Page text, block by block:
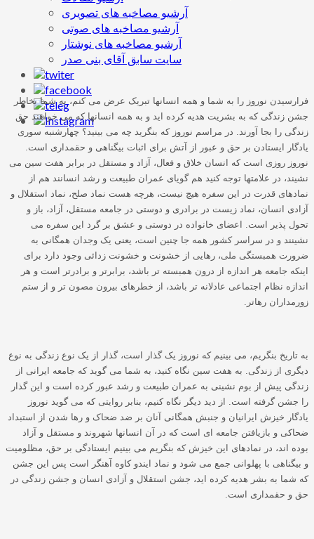
آرشیو مصاخبه های تصویری
آرشیو مصاخبه های صوتی
آرشیو مصاخبه های نوشتار
سایت سابق آقای بنی صدر
فرارسیدن نوروز را به شما و همه انسانها تبریک عرض می کنم، به شما بخاطر
جشن زندگی که به بشریت هدیه کرده اید و به همه انسانها که می خواهند حق
زندگی را بجا آورند. در مراسم نوروز که بنگرید چه می بینید؟ چهارشنبه سوری
یادگار ایستادن بر حق و عبور از آتش برای اثبات بیگناهی و حقمداری است.
نوروز روزی است که انسان خلاق و فعال، آزاد و مستقل در برابر هفت سین می
نشیند، در علامتها توجه کنید هم گویای عمران طبیعت و رشد انسانند هم از
نمادهای قدرت در این سفره هیچ نیست، هرچه هست نماد صلح، نماد استقلال و
آزادی انسان، نماد زیست در برادری و دوستی در جامعه مستقل، آزاد، باز و
تحول پذیر است. اعضای خانواده در دوستی و عشق بر گرد این سفره می
نشینند و در سراسر کشور همه جا چنین است، یعنی یک وجدان همگانی به
ضرورت همبستگی ملی، رهایی از خشونت و خشونت زدائی وجود دارد برای
اینکه جامعه هر اندازه از درون همبسته تر باشد، برابرتر و برادرتر است و هر
اندازه نظام اجتماعی عادلانه تر باشد، از خطرهای بیرون مصون تر و از ستم
زورمداران رهاتر.
به تاریخ بنگریم، می بینیم که نوروز یک گذار است، گذار از یک نوع زندگی به نوع
دیگری از زندگی. به هفت سین نگاه کنید، به شما می گوید که جامعه ایرانی از
زندگی پیش از بوم نشینی به عمران طبیعت و رشد عبور کرده است و این گذار
را جشن گرفته است. از دید دیگر نگاه کنیم، بنابر روایتی که می گوید نوروز
یادگار خیزش ایرانیان و جنبش همگانی آنان بر ضد ضحاک و رها شدن از استبداد
ضحاکی و بازیافتن جامعه ای است که در آن انسانها شهروند و مستقل و آزاد
بوده اند، در نمادهای این خیزش که بنگریم می بینیم ایستادگی بر حق، مظلومیت
و بیگناهی با پهلوانی جمع می شود و نماد ایندو کاوه آهنگر است پس این جشن
که شما به بشر هدیه کرده اید، جشن استقلال و آزادی انسان و جشن زندگی در
حق و حقمداری است.